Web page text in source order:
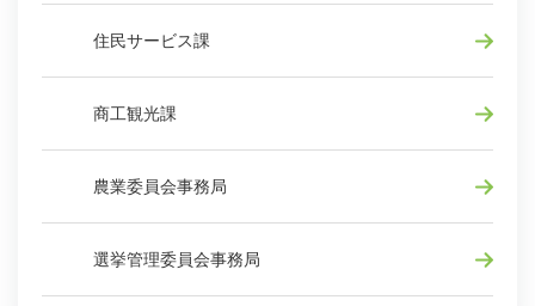
住民サービス課
商工観光課
農業委員会事務局
選挙管理委員会事務局